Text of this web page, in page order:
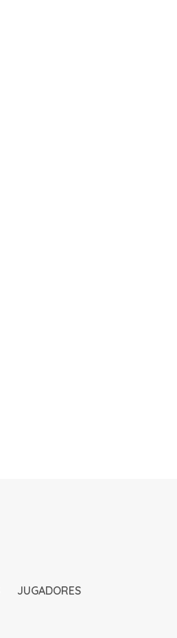
JUGADORES